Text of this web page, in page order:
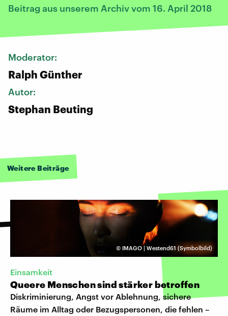
Beitrag aus unserem Archiv vom 16. April 2018
Moderator:
Ralph Günther
Autor:
Stephan Beuting
Weitere Beiträge
© IMAGO | Westend61 (Symbolbild)
Einsamkeit
Queere Menschen sind stärker betroffen
Diskriminierung, Angst vor Ablehnung, sichere
Räume im Alltag oder Bezugspersonen, die fehlen –